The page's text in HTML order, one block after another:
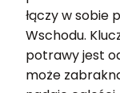
łączy w sobie
Wschodu.
potrawy jest
może